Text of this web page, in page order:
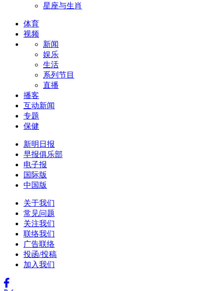
星座与生肖
体育
视频
新闻
娱乐
生活
系列节目
直播
播客
互动新闻
专题
保健
新明日报
早报俱乐部
电子报
国际版
中国版
关于我们
常见问题
关注我们
联络我们
广告联络
投函/投稿
加入我们